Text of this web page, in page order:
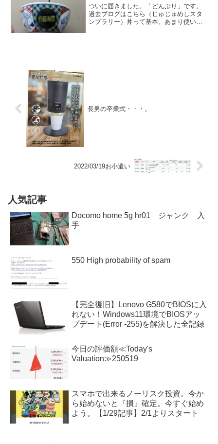
ついに届きました。「どんぶり」です。
過去ブログはこちら（じゅじゅめしスタ
ンプラリー）丼って基本、あまり使いま
長男の卒業式・・・。
2022/03/19お小遣い
人気記事
Docomo home 5g hr01 ジャンク 入
手
550 High probability of spam
【完全復旧】Lenovo G580でBIOSに入
れない！Windows11環境でBIOSアッ
プデート(Error -255)を解決した全記録
今日の評価額≪Today's
Valuation≫250519
スマホで出来るノーリスク投資。今か
ら始めないと『損』確定。今すぐ始め
よう。【1/29記事】2/1よりスタート